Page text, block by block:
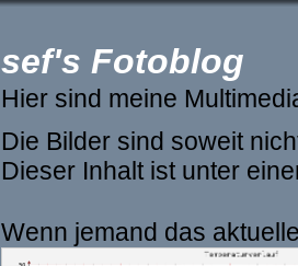
sef's Fotoblog
Hier sind meine
Die Bilder sind soweit
Dieser Inhalt ist unter
Wenn jemand das